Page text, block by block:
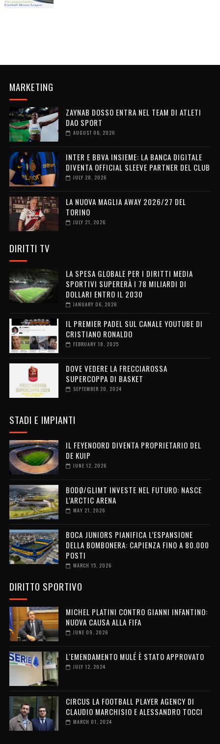
MARKETING
ZAYNAB DOSSO ENTRA NEL TEAM DI ATLETI
DAO SPORT
AUGUST 06, 2026
INTER E BBVA INSIEME: LA BANCA DIGITALE
DIVENTA OFFICIAL SLEEVE PARTNER DEL CLUB
JULY 28, 2026
LA NUOVA MAGLIA AWAY 2026/27 DEL
TORINO
JULY 21, 2026
DIRITTI TV
LA SPESA GLOBALE PER I DIRITTI MEDIA
SPORTIVI SUPERERÀ I 78 MILIARDI DI
DOLLARI ENTRO IL 2030
JANUARY 06, 2026
IL PREMIER PADEL SUL CANALE YOUTUBE DI
CRISTIANO RONALDO
FEBRUARY 18, 2025
DOVE VEDERE LA FRECCIAROSSA
SUPERCOPPA DI BASKET
SEPTEMBER 20, 2024
STADI E IMPIANTI
IL FEYENOORD DIVENTA PROPRIETARIO DEL
DE KUIP
JUNE 12, 2026
BODØ/GLIMT INVESTE NEL FUTURO: NASCE
L’ARCTIC ARENA
MAY 21, 2026
BOCA JUNIORS PIANIFICA L’ESPANSIONE
DELLA BOMBONERA: CAPIENZA FINO A 80.000
POSTI
MARCH 15, 2026
DIRITTO SPORTIVO
MICHEL PLATINI CONTRO GIANNI INFANTINO:
NUOVA CAUSA ALLA FIFA
JUNE 09, 2026
L'EMENDAMENTO MULÉ È STATO APPROVATO
JULY 12, 2024
CIRCUS LA FOOTBALL PLAYER AGENCY DI
CLAUDIO MARCHISIO E ALESSANDRO TOCCI
MARCH 01, 2024